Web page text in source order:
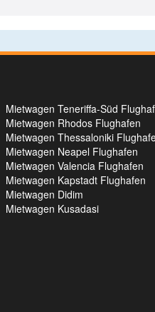
Mietwagen Teneriffa-Süd
Mietwagen Rhodos Flughafen
Mietwagen Thessaloniki
Mietwagen Neapel Flughafen
Mietwagen Valencia Flughafen
Mietwagen Kapstadt Flughafen
Mietwagen Didim
Mietwagen Kusadasi